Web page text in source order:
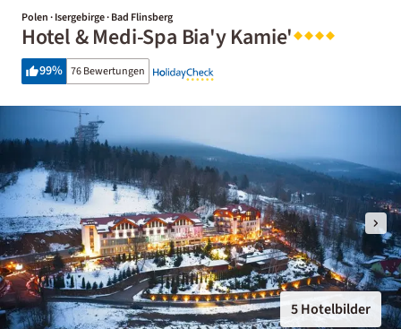
Polen · Isergebirge · Bad Flinsberg
Hotel & Medi-Spa Bia'y Kamie'
99% 76 Bewertungen
5 Hotelbilder